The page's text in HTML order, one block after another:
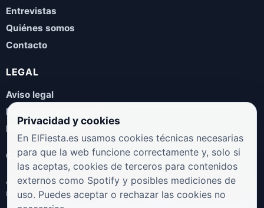
Entrevistas
Quiénes somos
Contacto
LEGAL
Aviso legal
Política de privacidad
Política de cookies
COLABORA
¿Eres artista, manager, sello o promotor? Envíanos tus
novedades, galas, entrevistas o propuestas musicales.
Privacidad y cookies
En ElFiesta.es usamos cookies técnicas necesarias
para que la web funcione correctamente y, solo si
las aceptas, cookies de terceros para contenidos
externos como Spotify y posibles mediciones de
uso. Puedes aceptar o rechazar las cookies no